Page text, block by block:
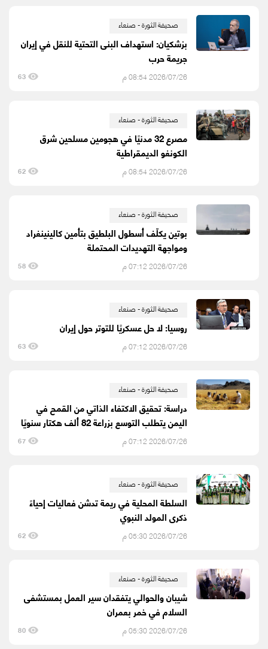
صحيفة الثورة - صنعاء
بزشكيان: استهداف البنى التحتية للنقل في إيران
جريمة حرب
2026/07/26 08:54 م 63
صحيفة الثورة - صنعاء
مصرع 32 مدنيًا في هجومين مسلحين شرق
الكونغو الديمقراطية
2026/07/26 08:54 م 62
صحيفة الثورة - صنعاء
بوتين يكلّف أسطول البلطيق بتأمين كالينينغراد
ومواجهة التهديدات المحتملة
2026/07/26 07:12 م 58
صحيفة الثورة - صنعاء
روسيا: لا حل عسكريًا للتوتر حول إيران
2026/07/26 07:12 م 63
صحيفة الثورة - صنعاء
دراسة: تحقيق الاكتفاء الذاتي من القمح في
اليمن يتطلب التوسع بزراعة 82 ألف هكتار سنويًا
2026/07/26 07:12 م 67
صحيفة الثورة - صنعاء
السلطة المحلية في ريمة تدشن فعاليات إحياءً
ذكرى المولد النبوي
2026/07/26 05:30 م 62
صحيفة الثورة - صنعاء
شيبان والحوالي يتفقدان سير العمل بمستشفى
السلام في خمر بعمران
2026/07/26 05:30 م 80